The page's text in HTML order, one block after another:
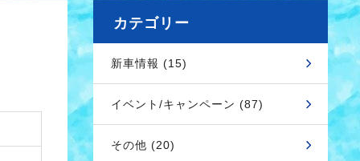
カテゴリー
新車情報 (15)
イベント/キャンペーン (87)
その他 (20)